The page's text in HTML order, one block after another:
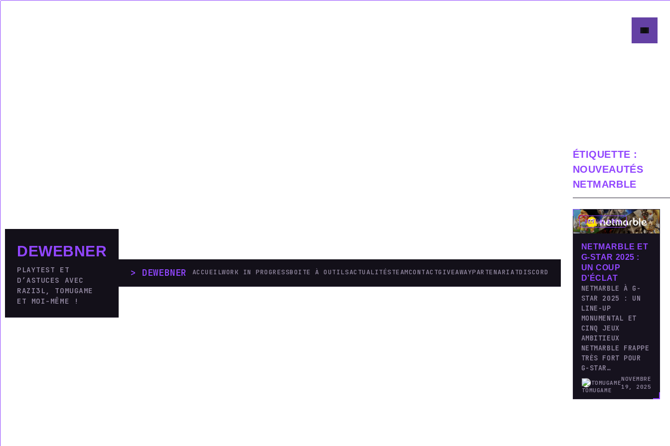
DEWEBNER
PLAYTEST ET
D’ASTUCES AVEC
RAZI3L, TOMUGAME
ET MOI-MÊME !
DEWEBNER ACCUEILWORK IN PROGRESSBOITE À OUTILSACTUALITÉSTEAMCONTACTGIVEAWAYPARTENARIATDISCORD
ÉTIQUETTE :
NOUVEAUTÉS
NETMARBLE
ACTUALITÉS
NETMARBLE ET
G-STAR 2025 :
UN COUP
D’ÉCLAT
NETMARBLE À G-
STAR 2025 : UN
LINE-UP
MONUMENTAL ET
CINQ JEUX
AMBITIEUX
NETMARBLE FRAPPE
TRÈS FORT POUR
G-STAR…
TOMUGAME
NOVEMBRE
19, 2025